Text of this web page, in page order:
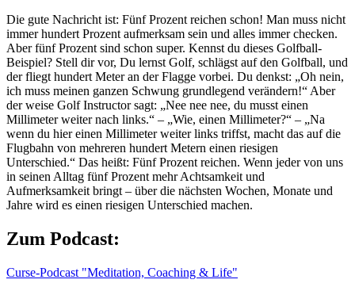
Die gute Nachricht ist: Fünf Prozent reichen schon! Man muss nicht
immer hundert Prozent aufmerksam sein und alles immer checken.
Aber fünf Prozent sind schon super. Kennst du dieses Golfball-
Beispiel? Stell dir vor, Du lernst Golf, schlägst auf den Golfball, und
der fliegt hundert Meter an der Flagge vorbei. Du denkst: „Oh nein,
ich muss meinen ganzen Schwung grundlegend verändern!“ Aber
der weise Golf Instructor sagt: „Nee nee nee, du musst einen
Millimeter weiter nach links.“ – „Wie, einen Millimeter?“ – „Na
wenn du hier einen Millimeter weiter links triffst, macht das auf die
Flugbahn von mehreren hundert Metern einen riesigen
Unterschied.“ Das heißt: Fünf Prozent reichen. Wenn jeder von uns
in seinen Alltag fünf Prozent mehr Achtsamkeit und
Aufmerksamkeit bringt – über die nächsten Wochen, Monate und
Jahre wird es einen riesigen Unterschied machen.
Zum Podcast:
Curse-Podcast "Meditation, Coaching & Life"